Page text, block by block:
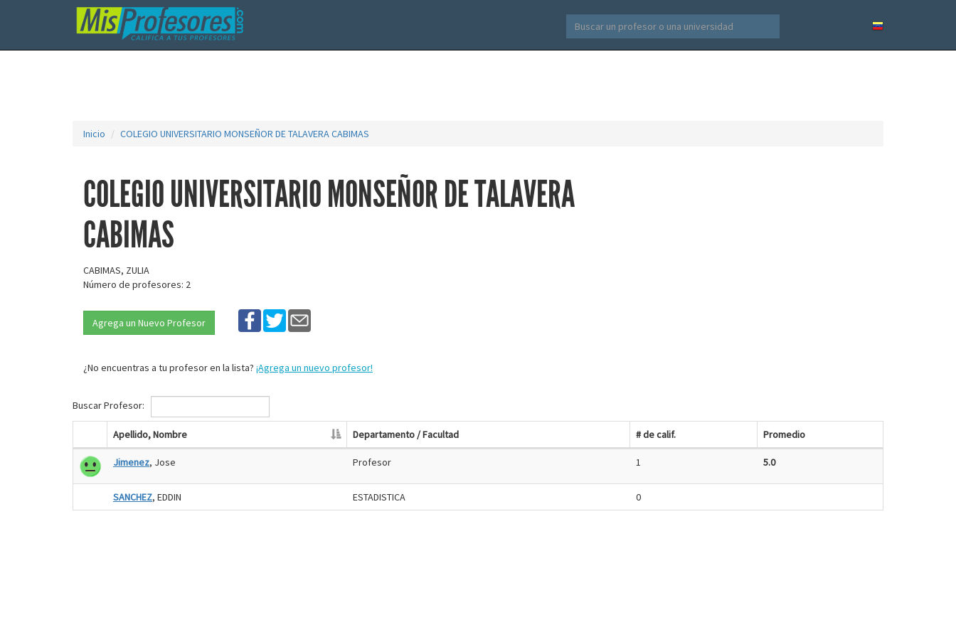
Inicio COLEGIO UNIVERSITARIO MONSEÑOR DE TALAVERA CABIMAS
COLEGIO UNIVERSITARIO MONSEÑOR DE TALAVERA
CABIMAS
CABIMAS, ZULIA
Número de profesores: 2
Agrega un Nuevo Profesor
¿No encuentras a tu profesor en la lista? ¡Agrega un nuevo profesor!
Buscar Profesor:
Apellido, Nombre Departamento / Facultad # de calif. Promedio
Jimenez, Jose Profesor 1 5.0
SANCHEZ, EDDIN ESTADISTICA 0